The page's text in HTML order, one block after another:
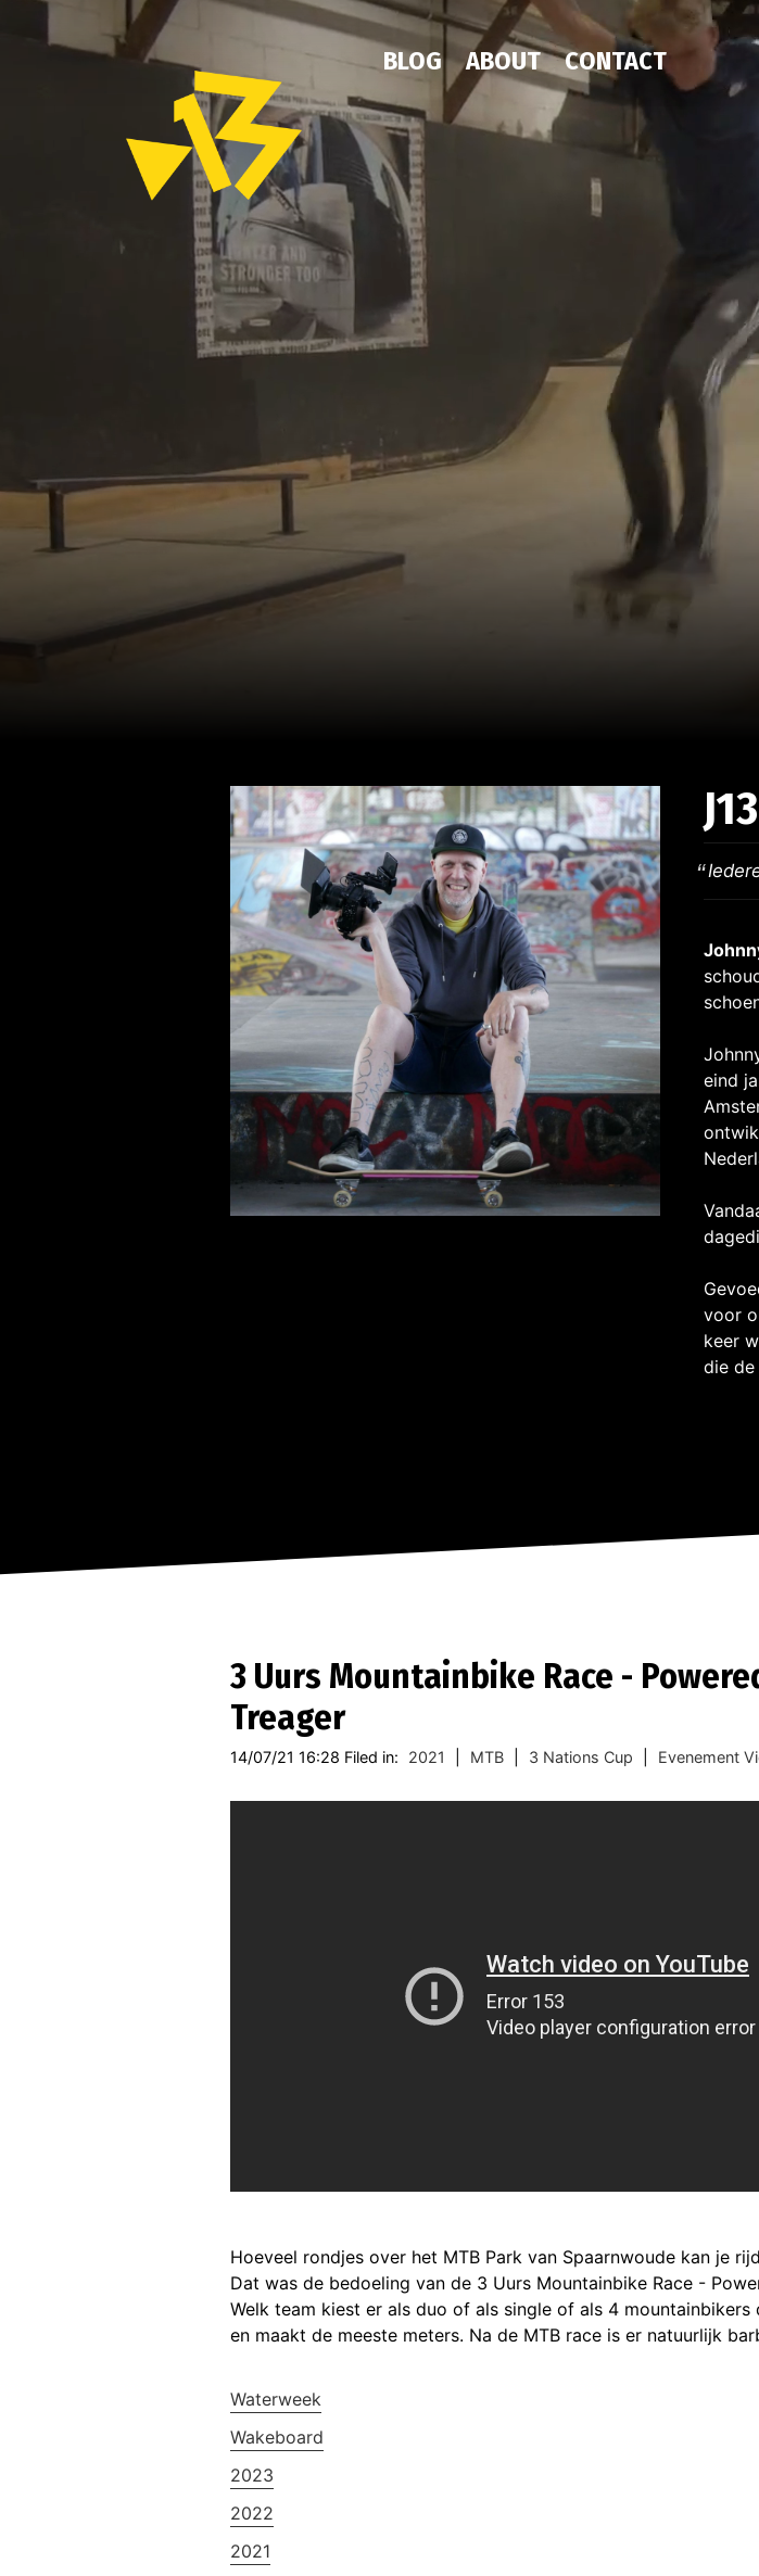
BLOG ABOUT CONTACT
eind
voor
keer
die
3 Uurs Mountainbike Race -
Treager
14/07/21 16:28 Filed in: 2021 MTB 3 Nations Cup Evenement
Hoeveel rondjes over het MTB Park van Spaarnwoude kan je
Dat was de bedoeling van de 3 Uurs Mountainbike Race -
Welk team kiest er als duo of als single of als 4 mountainbikers
en maakt de meeste meters. Na de MTB race is er natuurlijk
Waterweek
Wakeboard
2023
2022
2021